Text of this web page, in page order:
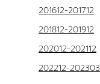
201612-201712
201812-201912
202012-202112
202212-202303